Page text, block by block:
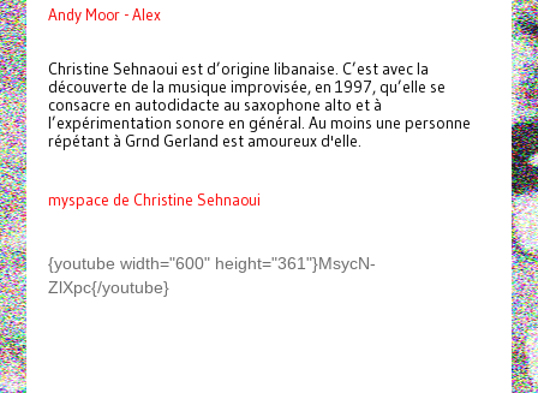
Andy Moor - Alex
Christine Sehnaoui est d’origine libanaise. C’est avec la
découverte de la musique improvisée, en 1997, qu’elle se
consacre en autodidacte au saxophone alto et à
l’expérimentation sonore en général. Au moins une personne
répétant à Grnd Gerland est amoureux d'elle.
myspace de Christine Sehnaoui
{youtube width="600" height="361"}MsycN-
ZlXpc{/youtube}